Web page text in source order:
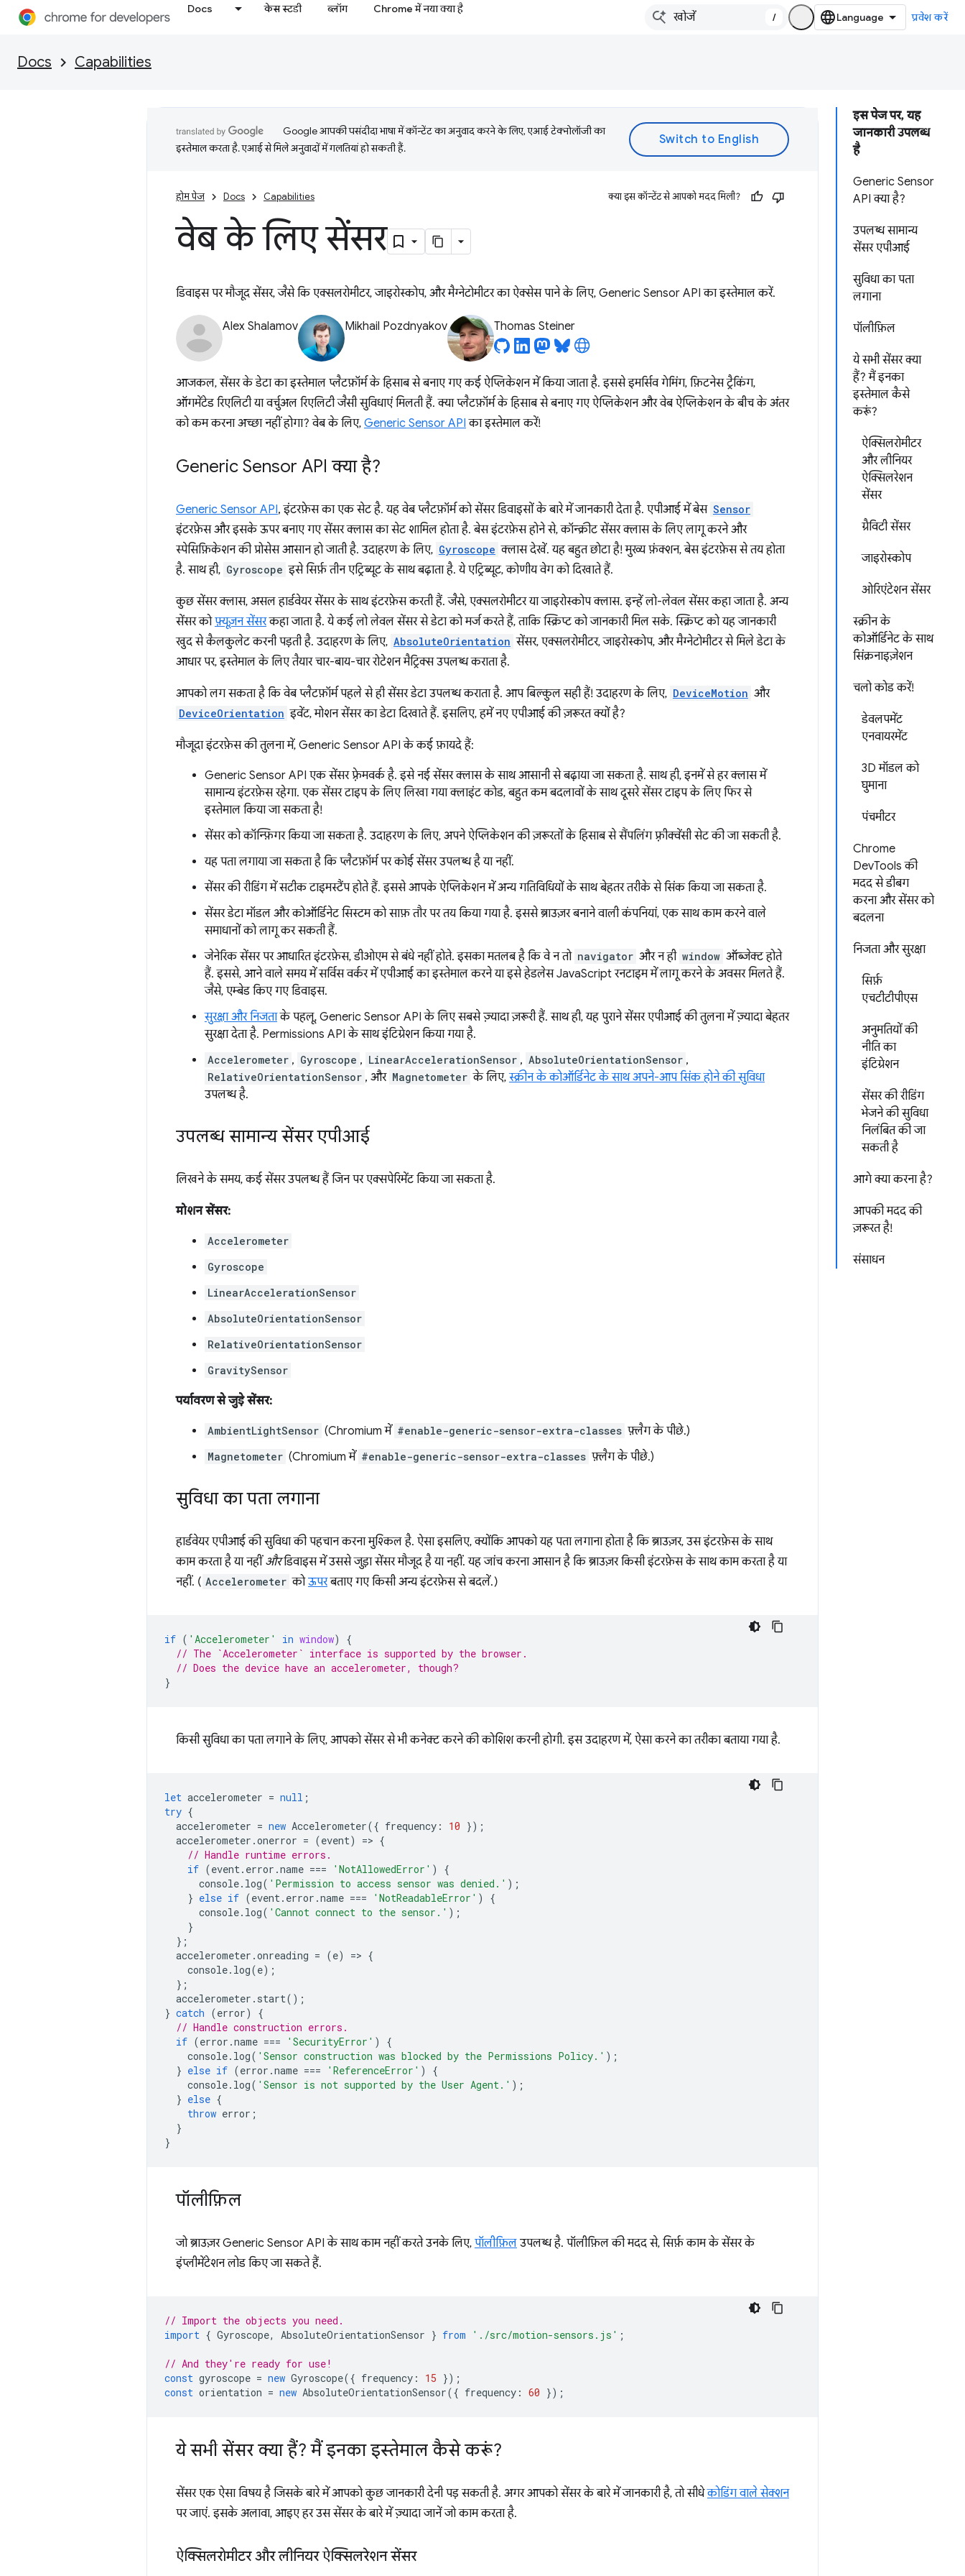
Docs केस स्टडी ब्लॉग Chrome में नया क्या है
/ प्रवेश करें
Docs Capabilities
इस पेज पर, यह
जानकारी उपलब्ध
है
Generic Sensor
API क्या है?
उपलब्ध सामान्य
सेंसर एपीआई
सुविधा का पता
लगाना
पॉलीफ़िल
ये सभी सेंसर क्या
हैं? मैं इनका
इस्तेमाल कैसे
करूं?
ऐक्सिलरोमीटर
और लीनियर
ऐक्सिलरेशन
सेंसर
ग्रैविटी सेंसर
जाइरोस्कोप
ओरिएंटेशन सेंसर
स्क्रीन के
कोऑर्डिनेट के साथ
सिंक्रनाइज़ेशन
चलो कोड करें!
डेवलपमेंट
एनवायरमेंट
3D मॉडल को
घुमाना
पंचमीटर
Chrome
DevTools की
मदद से डीबग
करना और सेंसर को
बदलना
निजता और सुरक्षा
सिर्फ़
एचटीटीपीएस
अनुमतियों की
नीति का
इंटिग्रेशन
सेंसर की रीडिंग
भेजने की सुविधा
निलंबित की जा
सकती है
आगे क्या करना है?
आपकी मदद की
ज़रूरत है!
संसाधन
Google आपकी पसंदीदा भाषा में कॉन्टेंट का अनुवाद करने के लिए, एआई टेक्नोलॉजी का
इस्तेमाल करता है. एआई से मिले अनुवादों में गलतियां हो सकती हैं.
होम पेज Docs Capabilities क्या इस कॉन्टेंट से आपको मदद मिली?
वेब के लिए सेंसर
डिवाइस पर मौजूद सेंसर, जैसे कि एक्सलरोमीटर, जाइरोस्कोप, और मैग्नेटोमीटर का ऐक्सेस पाने के लिए, Generic Sensor API का इस्तेमाल करें.
Alex Shalamov Mikhail Pozdnyakov Thomas Steiner
आजकल, सेंसर के डेटा का इस्तेमाल प्लैटफ़ॉर्म के हिसाब से बनाए गए कई ऐप्लिकेशन में किया जाता है. इससे इमर्सिव गेमिंग, फ़िटनेस ट्रैकिंग,
ऑगमेंटेड रिएलिटी या वर्चुअल रिएलिटी जैसी सुविधाएं मिलती हैं. क्या प्लैटफ़ॉर्म के हिसाब से बनाए गए ऐप्लिकेशन और वेब ऐप्लिकेशन के बीच के अंतर
को कम करना अच्छा नहीं होगा? वेब के लिए, Generic Sensor API का इस्तेमाल करें!
Generic Sensor API क्या है?
Generic Sensor API, इंटरफ़ेस का एक सेट है. यह वेब प्लैटफ़ॉर्म को सेंसर डिवाइसों के बारे में जानकारी देता है. एपीआई में बेस Sensor
इंटरफ़ेस और इसके ऊपर बनाए गए सेंसर क्लास का सेट शामिल होता है. बेस इंटरफ़ेस होने से, कॉन्क्रीट सेंसर क्लास के लिए लागू करने और
स्पेसिफ़िकेशन की प्रोसेस आसान हो जाती है. उदाहरण के लिए, Gyroscope क्लास देखें. यह बहुत छोटा है! मुख्य फ़ंक्शन, बेस इंटरफ़ेस से तय होता
है. साथ ही, Gyroscope इसे सिर्फ़ तीन एट्रिब्यूट के साथ बढ़ाता है. ये एट्रिब्यूट, कोणीय वेग को दिखाते हैं.
कुछ सेंसर क्लास, असल हार्डवेयर सेंसर के साथ इंटरफ़ेस करती हैं. जैसे, एक्सलरोमीटर या जाइरोस्कोप क्लास. इन्हें लो-लेवल सेंसर कहा जाता है. अन्य
सेंसर कोफ़्यूज़न सेंसरकहा जाता है. ये कई लो लेवल सेंसर से डेटा को मर्ज करते हैं, ताकि स्क्रिप्ट को जानकारी मिल सके. स्क्रिप्ट को यह जानकारी
खुद से कैलकुलेट करनी पड़ती है. उदाहरण के लिए, AbsoluteOrientation सेंसर, एक्सलरोमीटर, जाइरोस्कोप, और मैग्नेटोमीटर से मिले डेटा के
आधार पर, इस्तेमाल के लिए तैयार चार-बाय-चार रोटेशन मैट्रिक्स उपलब्ध कराता है.
आपको लग सकता है कि वेब प्लैटफ़ॉर्म पहले से ही सेंसर डेटा उपलब्ध कराता है. आप बिल्कुल सही हैं! उदाहरण के लिए, DeviceMotion और
DeviceOrientation इवेंट, मोशन सेंसर का डेटा दिखाते हैं. इसलिए, हमें नए एपीआई की ज़रूरत क्यों है?
मौजूदा इंटरफ़ेस की तुलना में, Generic Sensor API के कई फ़ायदे हैं:
Generic Sensor API एक सेंसर फ़्रेमवर्क है. इसे नई सेंसर क्लास के साथ आसानी से बढ़ाया जा सकता है. साथ ही, इनमें से हर क्लास में
सामान्य इंटरफ़ेस रहेगा. एक सेंसर टाइप के लिए लिखा गया क्लाइंट कोड, बहुत कम बदलावों के साथ दूसरे सेंसर टाइप के लिए फिर से
इस्तेमाल किया जा सकता है!
सेंसर को कॉन्फ़िगर किया जा सकता है. उदाहरण के लिए, अपने ऐप्लिकेशन की ज़रूरतों के हिसाब से सैंपलिंग फ़्रीक्वेंसी सेट की जा सकती है.
यह पता लगाया जा सकता है कि प्लैटफ़ॉर्म पर कोई सेंसर उपलब्ध है या नहीं.
सेंसर की रीडिंग में सटीक टाइमस्टैंप होते हैं. इससे आपके ऐप्लिकेशन में अन्य गतिविधियों के साथ बेहतर तरीके से सिंक किया जा सकता है.
सेंसर डेटा मॉडल और कोऑर्डिनेट सिस्टम को साफ़ तौर पर तय किया गया है. इससे ब्राउज़र बनाने वाली कंपनियां, एक साथ काम करने वाले
समाधानों को लागू कर सकती हैं.
जेनेरिक सेंसर पर आधारित इंटरफ़ेस, डीओएम से बंधे नहीं होते. इसका मतलब है कि वे न तो navigator और न ही window ऑब्जेक्ट होते
हैं. इससे, आने वाले समय में सर्विस वर्कर में एपीआई का इस्तेमाल करने या इसे हेडलेस JavaScript रनटाइम में लागू करने के अवसर मिलते हैं.
जैसे, एम्बेड किए गए डिवाइस.
सुरक्षा और निजताके पहलू, Generic Sensor API के लिए सबसे ज़्यादा ज़रूरी हैं. साथ ही, यह पुराने सेंसर एपीआई की तुलना में ज़्यादा बेहतर
सुरक्षा देता है. Permissions API के साथ इंटिग्रेशन किया गया है.
Accelerometer , Gyroscope , LinearAccelerationSensor , AbsoluteOrientationSensor ,
RelativeOrientationSensor , और Magnetometer के लिए, स्क्रीन के कोऑर्डिनेट के साथ अपने-आप सिंक होने की सुविधा
उपलब्ध है.
उपलब्ध सामान्य सेंसर एपीआई
लिखने के समय, कई सेंसर उपलब्ध हैं जिन पर एक्सपेरिमेंट किया जा सकता है.
मोशन सेंसर:
Accelerometer
Gyroscope
LinearAccelerationSensor
AbsoluteOrientationSensor
RelativeOrientationSensor
GravitySensor
पर्यावरण से जुड़े सेंसर:
AmbientLightSensor (Chromium में #enable-generic-sensor-extra-classes फ़्लैग के पीछे.)
Magnetometer (Chromium में #enable-generic-sensor-extra-classes फ़्लैग के पीछे.)
सुविधा का पता लगाना
हार्डवेयर एपीआई की सुविधा की पहचान करना मुश्किल है. ऐसा इसलिए, क्योंकि आपको यह पता लगाना होता है कि ब्राउज़र, उस इंटरफ़ेस के साथ
काम करता है या नहीं औरडिवाइस में उससे जुड़ा सेंसर मौजूद है या नहीं. यह जांच करना आसान है कि ब्राउज़र किसी इंटरफ़ेस के साथ काम करता है या
नहीं. ( Accelerometer कोऊपरबताए गए किसी अन्य इंटरफ़ेस से बदलें.)
if ( 'Accelerometer' in window)
{
// The `Accelerometer` interface is supported by the browser.
// Does the device have an accelerometer, though?
}
किसी सुविधा का पता लगाने के लिए, आपको सेंसर से भी कनेक्ट करने की कोशिश करनी होगी. इस उदाहरण में, ऐसा करने का तरीका बताया गया है.
let accelerometer = null ;
try {
accelerometer = new Accelerometer({ frequency : 10 });
accelerometer .onerror = (event) => {
// Handle runtime errors.
if (event. error .name === 'NotAllowedError' )
{
console. log( 'Permission to access sensor was denied.' );
} else if (event. error .name === 'NotReadableError' )
{
console. log( 'Cannot connect to the sensor.' );
}
};
accelerometer .onreading = (e) => {
console. log(e);
};
accelerometer . start();
} catch (error)
{
// Handle construction errors.
if (error .name === 'SecurityError' )
{
console. log( 'Sensor construction was blocked by the Permissions Policy.' );
} else if (error .name === 'ReferenceError' )
{
console. log( 'Sensor is not supported by the User Agent.' );
} else {
throw error ;
}
}
पॉलीफ़िल
जो ब्राउज़र Generic Sensor API के साथ काम नहीं करते उनके लिए, पॉलीफ़िल उपलब्ध है. पॉलीफ़िल की मदद से, सिर्फ़ काम के सेंसर के
इंप्लीमेंटेशन लोड किए जा सकते हैं.
// Import the objects you need.
import { Gyroscope, AbsoluteOrientationSensor } from './src/motion-sensors.js' ;
// And they're ready for use!
const gyroscope = new Gyroscope({ frequency : 15 });
const orientation = new AbsoluteOrientationSensor({ frequency : 60 });
ये सभी सेंसर क्या हैं? मैं इनका इस्तेमाल कैसे करूं?
सेंसर एक ऐसा विषय है जिसके बारे में आपको कुछ जानकारी देनी पड़ सकती है. अगर आपको सेंसर के बारे में जानकारी है, तो सीधेकोडिंग वाले सेक्शन
पर जाएं. इसके अलावा, आइए हर उस सेंसर के बारे में ज़्यादा जानें जो काम करता है.
ऐक्सिलरोमीटर और लीनियर ऐक्सिलरेशन सेंसर